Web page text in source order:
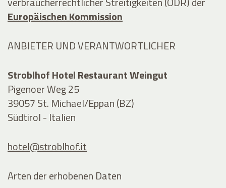
Europäischen Kommission
ANBIETER UND VERANTWORTLICHER
Stroblhof Hotel Restaurant Weingut
Pigenoer Weg 25
39057 St. Michael/Eppan (BZ)
Südtirol - Italien
hotel@stroblhof.it
Arten der erhobenen Daten